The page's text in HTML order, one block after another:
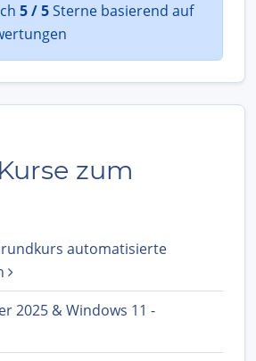
5 / 5Sterne basierend auf
zum
automatisierte
2025 & Windows 11 -